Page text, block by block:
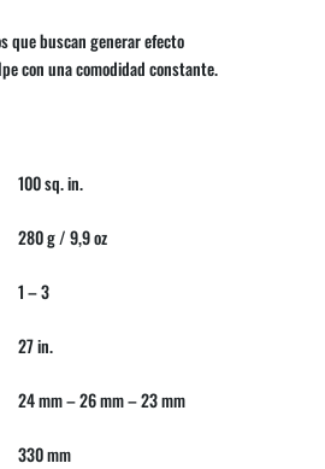
que buscan generar efecto
con una comodidad constante.
100 sq. in.
280 g / 9,9 oz
1 – 3
27 in.
24 mm – 26 mm – 23 mm
330 mm